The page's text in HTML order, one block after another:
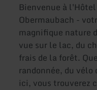
Bienvenue à
Obermaubach -
magnifique nature
vue sur le lac, du
frais de la forêt.
randonnée, du
ici, vous trouverez